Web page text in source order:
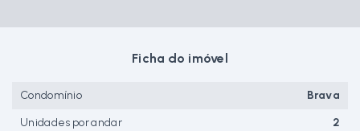
Ficha do imóvel
Condomínio
Brava
Unidades por andar
2